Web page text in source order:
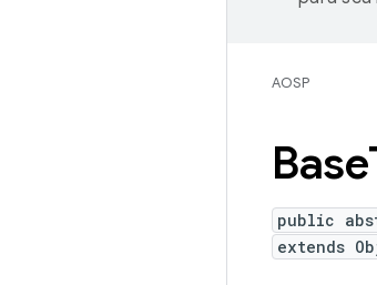
AOSP
Base
public
extends